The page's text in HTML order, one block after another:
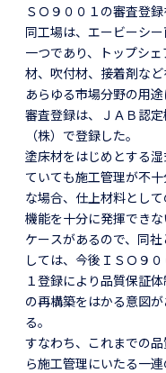
ＳＯ９００１の審査登録
同工場は、エービーシ
一つであり、トップシ
材、吹付材、接着剤などを生産して
あらゆる市場分野の用途
審査登録は、ＪＡＢ認
（株）で登録した。
塗床材をはじめとする湿
ていても施工管理が不
な場合、仕上材料として
機能を十分に発揮できな
ケースがあるので、同社
しては、今後ＩＳＯ９０
１登録により品質保証体
の再構築をはかる意図が
る。
すなわち、これまでの
ら施工管理にいたる一